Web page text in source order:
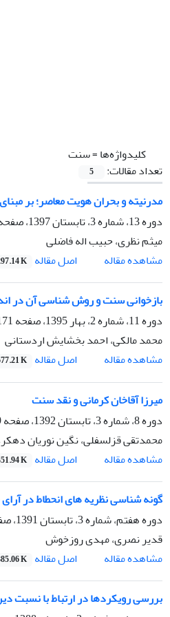
کلیدواژه‌ها =سنت
تعداد مقالات:
5
مدرنیته و بحران هویت معاصر؛ بر
دوره 13، شماره 3، تابستان 1397، صفحه
میثم نظری، حبیب اله فاضلی
مشاهده مقاله
اصل مقاله K
بازخوانی سنت و روش شناسی آن در
دوره 11، شماره 2، بهار 1395، صفحه
196
محمد مالکی، احمد بخشایش اردستانی
مشاهده مقاله
اصل مقاله K
میرزا آقاخان کرمانی و نقد سنت
دوره 8، شماره 3، تابستان 1392، صفحه
محمدتقی قزلسفلی، نگین نوریان
مشاهده مقاله
اصل مقاله K
گونه شناسی نظریه های انحطاط در
دوره هفتم، شماره 3، تابستان 1391، صفحه
قدیر نصری، مهدی روزخوش
مشاهده مقاله
اصل مقاله K
بررسی رویکردها در ارتباط با نسبت